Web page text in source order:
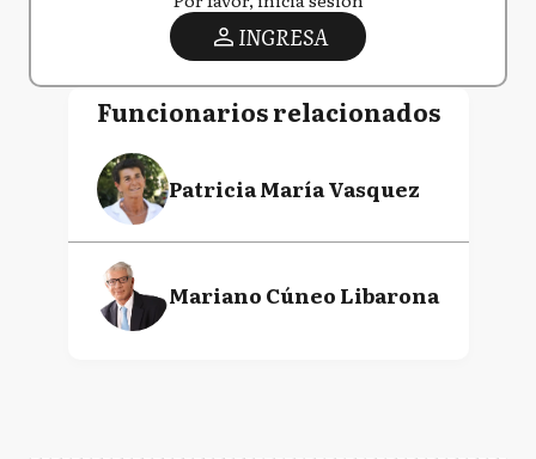
INGRESA
Funcionarios relacionados
Patricia María Vasquez
Mariano Cúneo Libarona